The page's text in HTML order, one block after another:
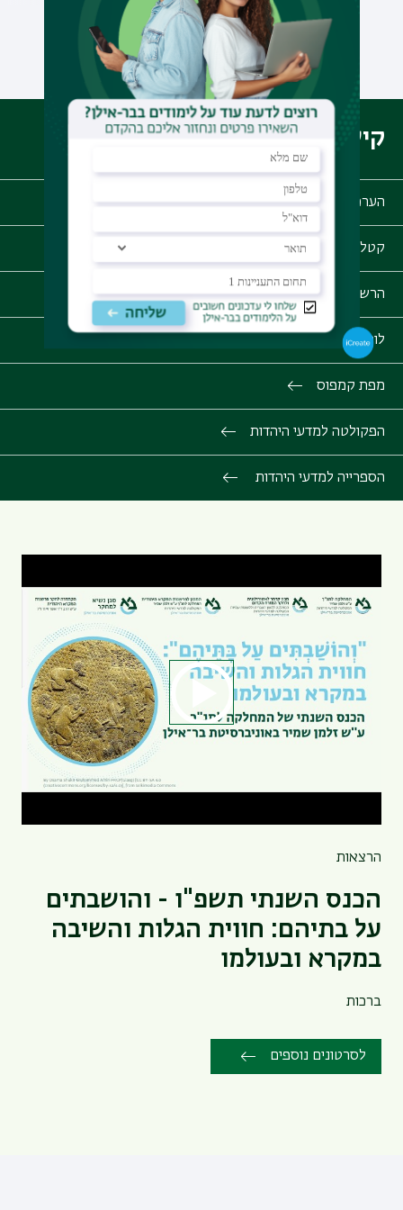
לכל ההודעות
קישורים שימושיים
הערכת סיכויי קבלה
קטלוג הקורסים
הרשמה לתואר ראשון
לוח זמנים אקדמי
מפת קמפוס
הפקולטה למדעי היהדות
הספרייה למדעי היהדות
הרצאות
הכנס השנתי תשפ"ו - והושבתים
על בתיהם: חווית הגלות והשיבה
במקרא ובעולמו
ברכות
לסרטונים נוספים